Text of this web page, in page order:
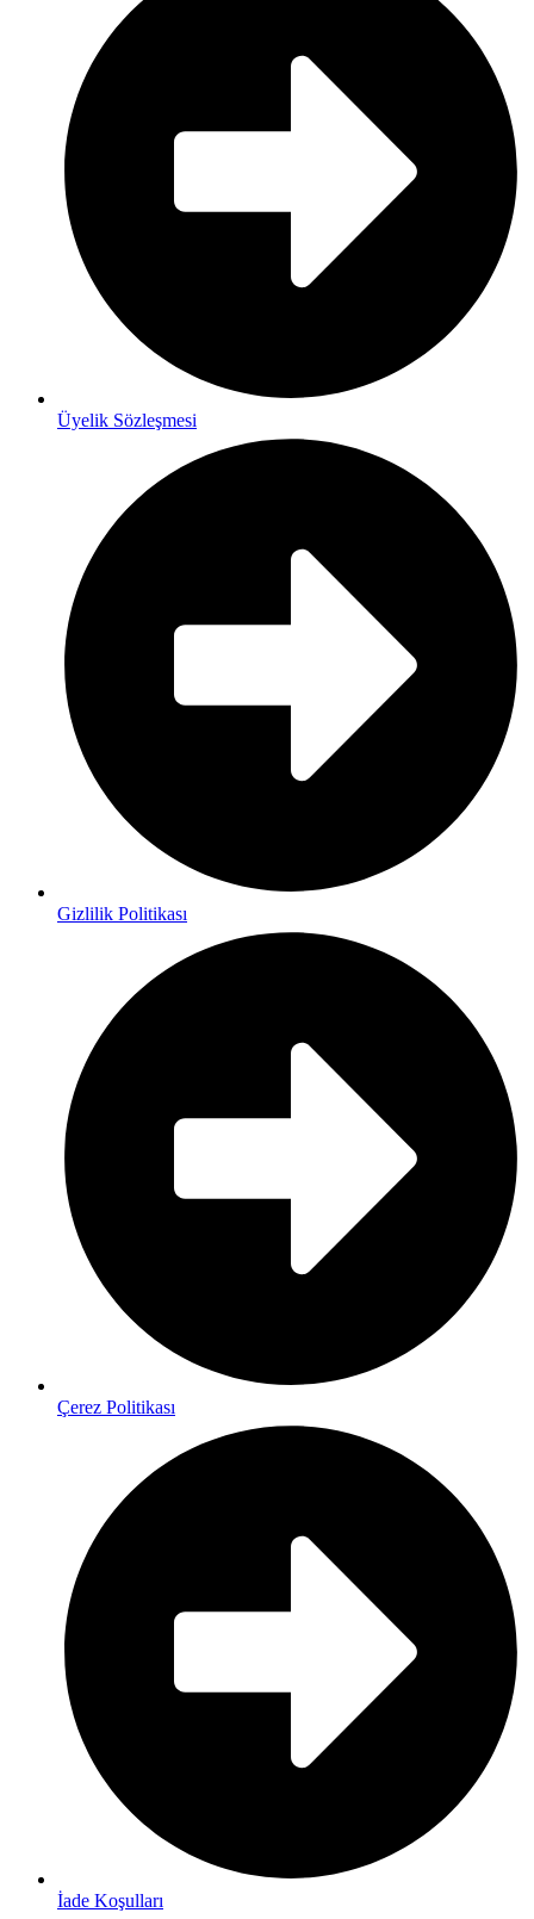
Üyelik Sözleşmesi
Gizlilik Politikası
Çerez Politikası
İade Koşulları